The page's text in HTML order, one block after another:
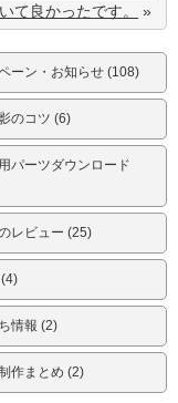
いて良かったです。
»
ーン・お知らせ (108)
のコツ (6)
パーツダウンロード
レビュー (25)
情報 (2)
作まとめ (2)